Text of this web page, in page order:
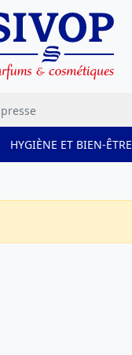
HYGIÈNE ET BIEN-ÊTRE